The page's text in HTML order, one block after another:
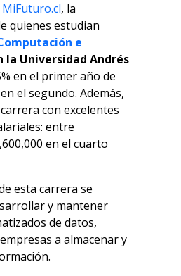
MiFuturo.cl, la
quienes estudian
e
la Universidad Andrés
en el primer año de
el segundo. Además,
con excelentes
entre
en el cuarto
esta carrera se
y mantener
de datos,
a almacenar y